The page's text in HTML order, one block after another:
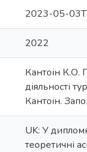
2023-05-
2022
Кантоін К.О.
діяльності
Кантоін.
UK: У
теоретичні